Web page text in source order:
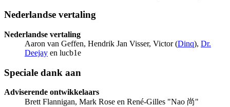
Nederlandse vertaling
Nederlandse vertaling
Aaron van Geffen, Hendrik Jan Visser, Victor (Dinq), Dr.
Deejay en lucb1e
Speciale dank aan
Adviserende ontwikkelaars
Brett Flannigan, Mark Rose en René-Gilles "Nao 尚"